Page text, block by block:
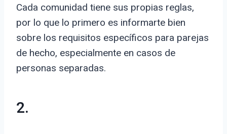
Cada comunidad tiene sus propias reglas,
por lo que lo primero es informarte bien
sobre los requisitos específicos para parejas
de hecho, especialmente en casos de
personas separadas.
2.